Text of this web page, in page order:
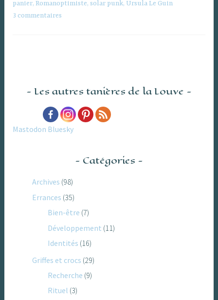
et
panier,Romanoptimiste,solar punk, Ursula Le Guin
3 commentaires
Les autres tanières de la Louve
Mastodon Bluesky
Catégories
Archives (98)
Errances (35)
Bien-être (7)
Développement (11)
Identités (16)
Griffes et crocs (29)
Recherche (9)
Rituel (3)